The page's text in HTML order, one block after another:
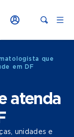
que
em DF
atenda
unidades e